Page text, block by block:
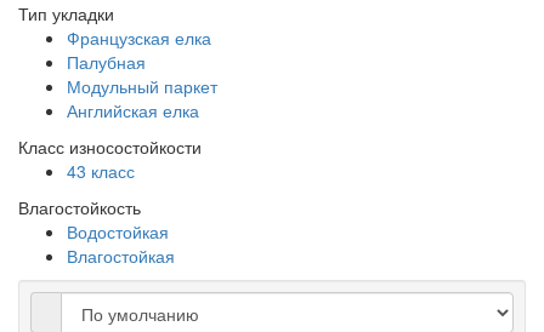
Тип укладки
Французская елка
Палубная
Модульный паркет
Английская елка
Класс износостойкости
43 класс
Влагостойкость
Водостойкая
Влагостойкая